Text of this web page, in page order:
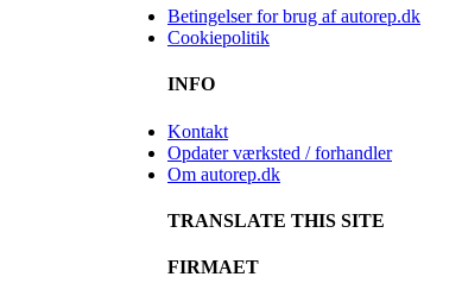
Betingelser for brug af autorep.dk
Cookiepolitik
INFO
Kontakt
Opdater værksted / forhandler
Om autorep.dk
TRANSLATE THIS SITE
FIRMAET